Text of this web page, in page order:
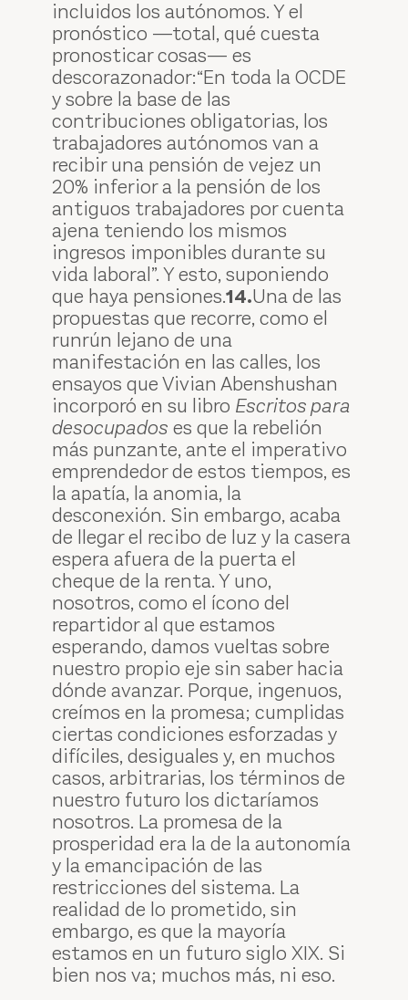
incluidos los autónomos. Y el
pronóstico —total, qué cuesta
pronosticar cosas— es
descorazonador:“En toda la OCDE
y sobre la base de las
contribuciones obligatorias, los
trabajadores autónomos van a
recibir una pensión de vejez un
20% inferior a la pensión de los
antiguos trabajadores por cuenta
ajena teniendo los mismos
ingresos imponibles durante su
vida laboral”. Y esto, suponiendo
que haya pensiones.14.Una de las
propuestas que recorre, como el
runrún lejano de una
manifestación en las calles, los
ensayos que Vivian Abenshushan
incorporó en su libro Escritos para
desocupados es que la rebelión
más punzante, ante el imperativo
emprendedor de estos tiempos, es
la apatía, la anomia, la
desconexión. Sin embargo, acaba
de llegar el recibo de luz y la casera
espera afuera de la puerta el
cheque de la renta. Y uno,
nosotros, como el ícono del
repartidor al que estamos
esperando, damos vueltas sobre
nuestro propio eje sin saber hacia
dónde avanzar. Porque, ingenuos,
creímos en la promesa; cumplidas
ciertas condiciones esforzadas y
difíciles, desiguales y, en muchos
casos, arbitrarias, los términos de
nuestro futuro los dictaríamos
nosotros. La promesa de la
prosperidad era la de la autonomía
y la emancipación de las
restricciones del sistema. La
realidad de lo prometido, sin
embargo, es que la mayoría
estamos en un futuro siglo XIX. Si
bien nos va; muchos más, ni eso.